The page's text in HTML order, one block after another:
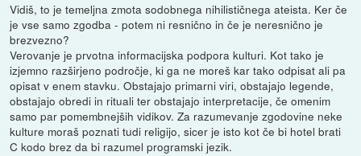
Vidiš, to je temeljna zmota sodobnega nihilističnega ateista. Ker če
je vse samo zgodba - potem ni resnično in če je neresnično je
brezvezno?
Verovanje je prvotna informacijska podpora kulturi. Kot tako je
izjemno razširjeno področje, ki ga ne moreš kar tako odpisat ali pa
opisat v enem stavku. Obstajajo primarni viri, obstajajo legende,
obstajajo obredi in rituali ter obstajajo interpretacije, če omenim
samo par pomembnejših vidikov. Za razumevanje zgodovine neke
kulture moraš poznati tudi religijo, sicer je isto kot če bi hotel brati
C kodo brez da bi razumel programski jezik.